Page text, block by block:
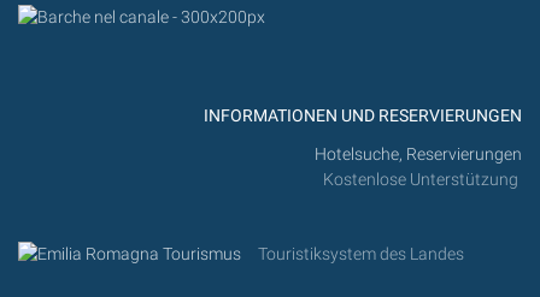
INFORMATIONEN UND RESERVIERUNGEN
Hotelsuche, Reservierungen
Kostenlose Unterstützung
Touristiksystem des Landes